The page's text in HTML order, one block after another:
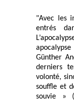
"Avec les
entrés
Günther
derniers
volonté,
souffle et
souvie »